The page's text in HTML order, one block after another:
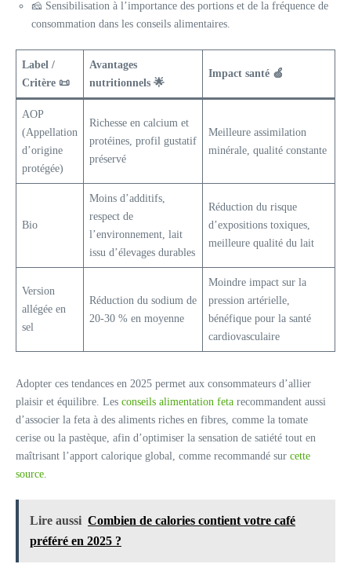
🧀 Sensibilisation à l’importance des portions et de la fréquence de
consommation dans les conseils alimentaires.
Label /
Critère 📜
Avantages
nutritionnels 🌟
Impact santé 🍏
AOP
(Appellation
d’origine
protégée)
Richesse en calcium et
protéines, profil gustatif
préservé
Meilleure assimilation
minérale, qualité constante
Bio
Moins d’additifs,
respect de
l’environnement, lait
issu d’élevages durables
Réduction du risque
d’expositions toxiques,
meilleure qualité du lait
Version
allégée en
sel
Réduction du sodium de
20-30 % en moyenne
Moindre impact sur la
pression artérielle,
bénéfique pour la santé
cardiovasculaire
Adopter ces tendances en 2025 permet aux consommateurs d’allier
plaisir et équilibre. Les conseils alimentation feta recommandent aussi
d’associer la feta à des aliments riches en fibres, comme la tomate
cerise ou la pastèque, afin d’optimiser la sensation de satiété tout en
maîtrisant l’apport calorique global, comme recommandé sur cette
source.
Lire aussi Combien de calories contient votre café
préféré en 2025 ?